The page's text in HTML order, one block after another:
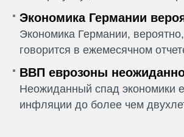
Экономика Германии
Экономика Германии,
говорится в ежемесячном
ВВП еврозоны
Неожиданный спад экономики
инфляции до более чем